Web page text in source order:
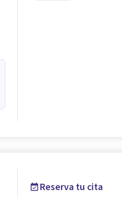
Reserva tu cita